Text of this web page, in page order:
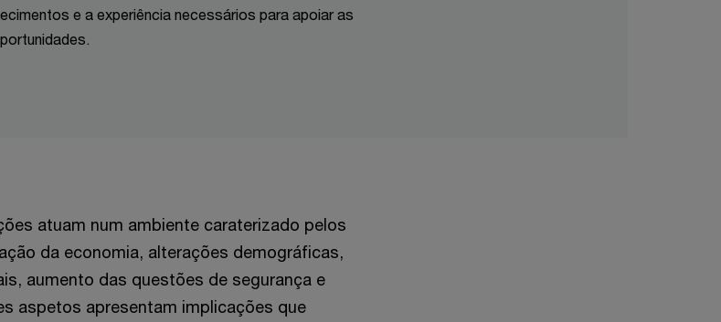
e a experiência necessários para apoiar as
atuam num ambiente caraterizado pelos
da economia, alterações demográficas,
aumento das questões de segurança e
aspetos apresentam implicações que